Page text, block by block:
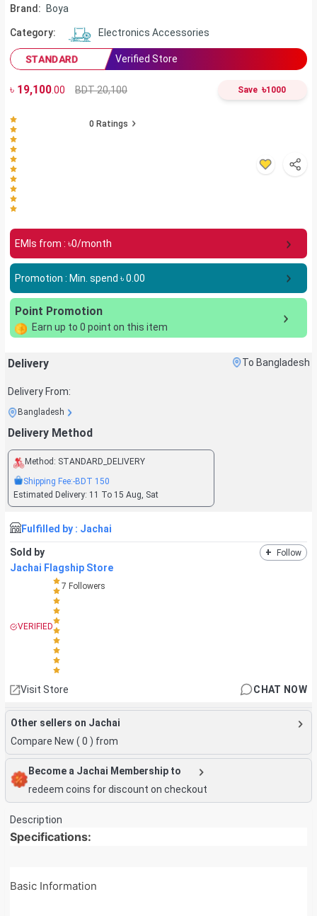
Brand: Boya
Category: Electronics Accessories
STANDARD Verified Store
৳ 19,100.00 BDT 20,100 Save ৳1000
0 Ratings
EMIs from : ৳0/month
Promotion : Min. spend ৳0.00
Point Promotion
Earn up to 0 point on this item
Delivery To Bangladesh
Delivery From:
Bangladesh
Delivery Method
Method: STANDARD_DELIVERY
Shipping Fee:-BDT 150
Estimated Delivery: 11 To 15 Aug, Sat
Fulfilled by : Jachai
Sold by + Follow
Jachai Flagship Store
VERIFIED
7 Followers
Visit Store CHAT NOW
Other sellers on Jachai
Compare New ( 0 ) from
Become a Jachai Membership to
redeem coins for discount on checkout
Description
Specifications:
Basic Information